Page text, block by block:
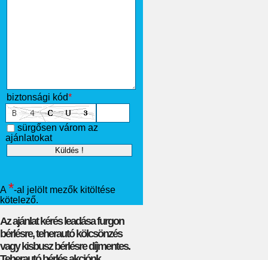
biztonsági kód*
sürgősen várom az
ajánlatokat
A *-al jelölt mezők kitöltése
kötelező.
Az ajánlat kérés leadása furgon
bérlésre, teherautó kölcsönzés
vagy kisbusz bérlésre díjmentes.